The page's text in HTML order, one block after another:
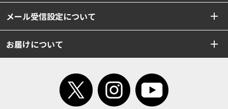
メール受信設定について
お届けについて